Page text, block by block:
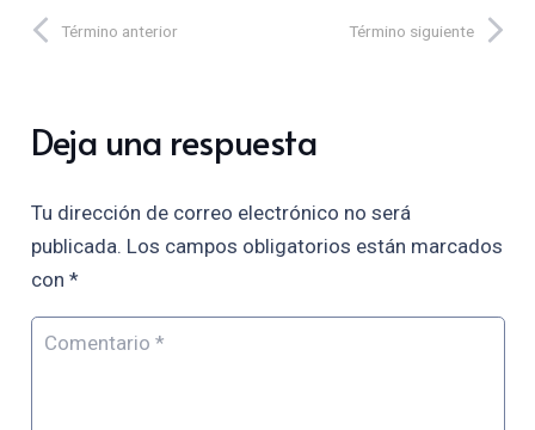
Término anterior Término siguiente
Deja una respuesta
Tu dirección de correo electrónico no será
publicada. Los campos obligatorios están marcados
con *